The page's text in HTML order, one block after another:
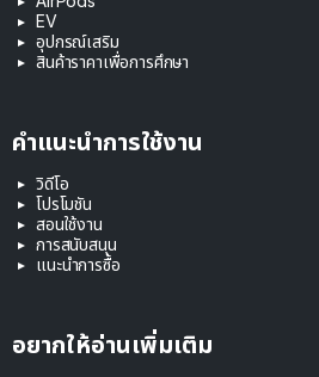
EV
อุปกรณ์เสริม
สินค้าราคาเพื่อการศึกษา
คำแนะนำการใช้งาน
วิดีโอ
โปรโมชัน
สอนใช้งาน
การสนับสนุน
แนะนำการซื้อ
อยากให้อ่านเพิ่มเติม